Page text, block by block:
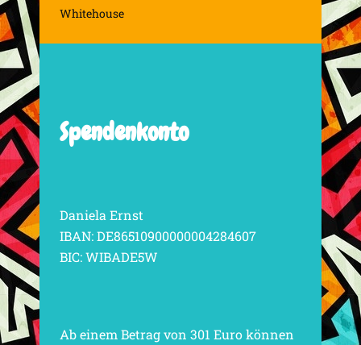
Whitehouse
Spendenkonto
Daniela Ernst
IBAN: DE86510900000004284607
BIC: WIBADE5W
Ab einem Betrag von 301 Euro können